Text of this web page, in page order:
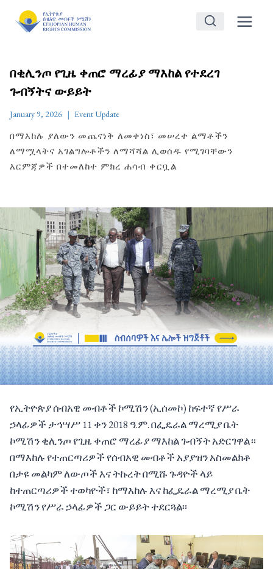
በቂሊንጦ የጊዜ ቀጠሮ ማረፊያ ማእከል የተደረገ
ጉብኝትና ውይይት
January 9, 2026 Event Update
በማእከሉ ያለውን መጨናነቅ ለመቀነስ፣ መሠረተ ልማቶችን
ለማሟላትና አገልግሎቶችን ለማሻሻል ሊወሰዱ የሚገባቸውን
እርምጃዎች በተመለከተ ምክረ ሐሳብ ቀርቧል
የኢትዮጵያ ሰብአዊ መብቶች ኮሚሽን (ኢሰመኮ) ከፍተኛ የሥራ
ኃላፊዎች ታኅሣሥ 11 ቀን 2018 ዓ.ም. በፌዴራል ማረሚያ ቤት
ኮሚሽን ቂሊንጦ የጊዜ ቀጠሮ ማረፊያ ማእከል ጉብኝት አድርገዋል።
በማእከሉ የተጠርጣሪዎች የሰብአዊ መብቶች አያያዝን አስመልክቶ
በታዩ መልካም ለውጦች እና ትኩረት በሚሹ ጉዳዮች ላይ
ከተጠርጣሪዎች ተወካዮች፣ ከማእከሉ እና ከፌዴራል ማረሚያ ቤት
ኮሚሽን የሥራ ኃላፊዎች ጋር ውይይት ተደርጓል፡፡